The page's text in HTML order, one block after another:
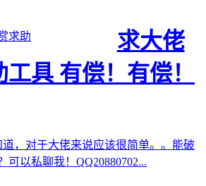
求助
求大佬
具 有偿！有偿！
，对于大佬来说应该很简单。。能破
可以私聊我！QQ20880702...